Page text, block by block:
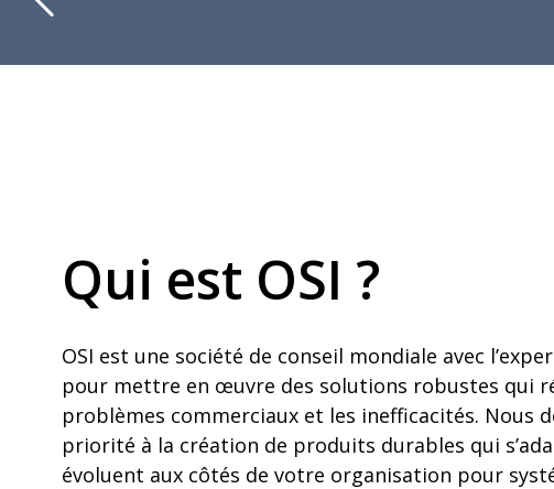
Qui est OSI ?
OSI est une société de conseil mondiale avec
pour mettre en œuvre des solutions robustes qui
problèmes commerciaux et les inefficacités. Nous
priorité à la création de produits durables qui
évoluent aux côtés de votre organisation pour